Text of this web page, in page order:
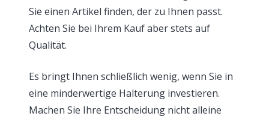
Sie einen Artikel finden, der zu Ihnen passt.
Achten Sie bei Ihrem Kauf aber stets auf
Qualität.
Es bringt Ihnen schließlich wenig, wenn Sie in
eine minderwertige Halterung investieren.
Machen Sie Ihre Entscheidung nicht alleine